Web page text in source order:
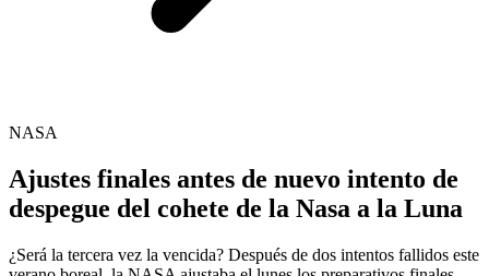
NASA
Ajustes finales antes de nuevo intento de
despegue del cohete de la Nasa a la Luna
¿Será la tercera vez la vencida? Después de dos intentos fallidos este